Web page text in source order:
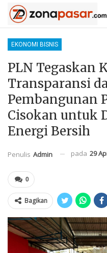
EKONOMI BISNIS
PLN Tegaskan
Transparansi
Pembangunan
Cisokan untuk
Energi Bersih
Penulis Admin pada 29
0
Bagikan